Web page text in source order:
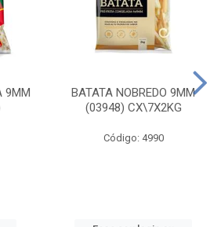
9MM
BATATA NOBREDO 9MM
(03948) CX\7X2KG
Código: 4990